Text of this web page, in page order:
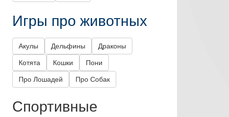
Игры про животных
Акулы Дельфины Драконы
Котята Кошки Пони
Про Лошадей Про Собак
Спортивные